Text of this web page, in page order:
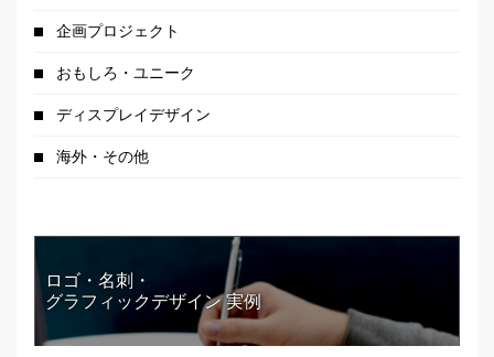
企画プロジェクト
おもしろ・ユニーク
ディスプレイデザイン
海外・その他
ロゴ・名刺・
グラフィックデザイン 実例